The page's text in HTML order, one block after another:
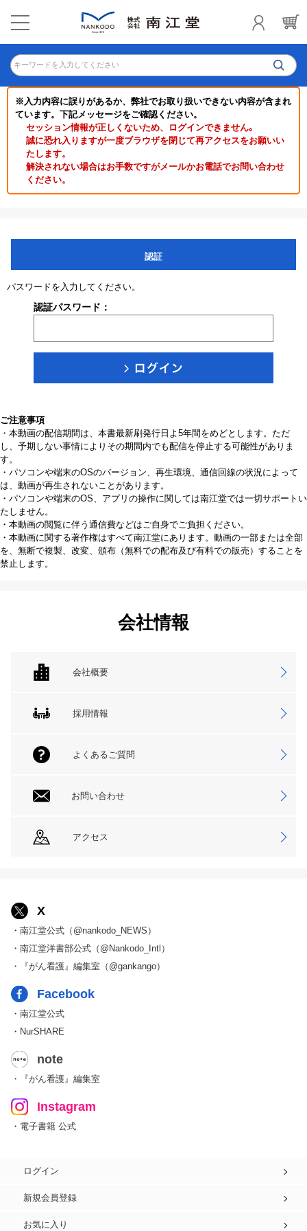
キーワードを入力してください
※入力内容に誤りがあるか、弊社でお取り扱いできない内容が含まれ
ています。下記メッセージをご確認ください。
セッション情報が正しくないため、ログインできません｡
誠に恐れ入りますが一度ブラウザを閉じて再アクセスをお願いい
たします。
解決されない場合はお手数ですがメールかお電話でお問い合わせ
ください。
認証
パスワードを入力してください。
認証パスワード：
ご注意事項
・本動画の配信期間は、本書最新刷発行日よ5年間をめどとします。ただ
し、予期しない事情によりその期間内でも配信を停止する可能性がありま
す。
・パソコンや端末のOSのバージョン、再生環境、通信回線の状況によって
は、動画が再生されないことがあります。
・パソコンや端末のOS、アプリの操作に関しては南江堂では一切サポートい
たしません。
・本動画の閲覧に伴う通信費などはご自身でご負担ください。
・本動画に関する著作権はすべて南江堂にあります。動画の一部または全部
を、無断で複製、改変、頒布（無料での配布及び有料での販売）することを
禁止します。
会社情報
会社概要
採用情報
よくあるご質問
お問い合わせ
アクセス
X
・南江堂公式（@nankodo_NEWS）
・南江堂洋書部公式（@Nankodo_Intl）
・『がん看護』編集室（@gankango）
Facebook
・南江堂公式
・NurSHARE
note
・『がん看護』編集室
Instagram
・電子書籍 公式
ログイン
新規会員登録
お気に入り